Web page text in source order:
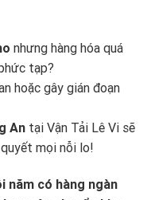
nhưng hàng hóa quá
tạp?
hoặc gây gián đoạn
An tại Vận Tải Lê Vi sẽ
mọi nỗi lo!
năm có hàng ngàn